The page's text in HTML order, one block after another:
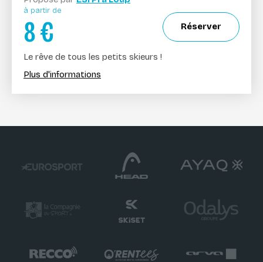
à partir de
8€ Réserver
Le rêve de tous les petits skieurs !
Plus d'informations